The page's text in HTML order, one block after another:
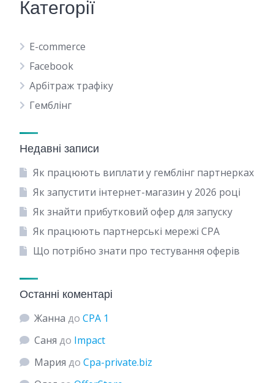
Категорії
E-commerce
Facebook
Арбітраж трафіку
Гемблінг
Недавні записи
Як працюють виплати у гемблінг партнерках
Як запустити інтернет-магазин у 2026 році
Як знайти прибутковий офер для запуску
Як працюють партнерські мережі CPA
Що потрібно знати про тестування оферів
Останні коментарі
Жанна до CPA 1
Саня до Impact
Мария до Сpa-private.biz